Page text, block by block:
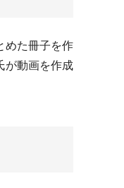
めた冊子を作
が動画を作成